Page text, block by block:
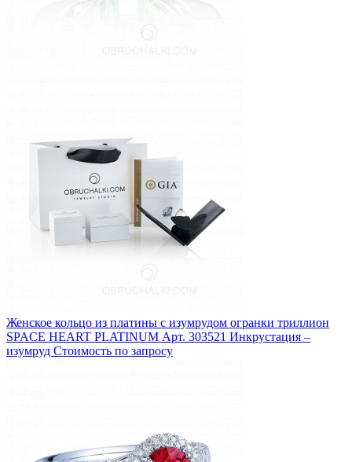
Женское кольцо из платины с изумрудом огранки триллион
SPACE HEART PLATINUM Арт. 303521 Инкрустация –
изумруд Стоимость по запросу